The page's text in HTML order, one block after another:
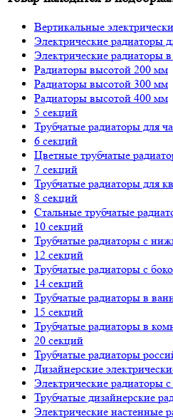
Вертикальные
Электрические радиаторы
Электрические радиаторы
Радиаторы высотой 200 мм
Радиаторы высотой 300 мм
Радиаторы высотой 400 мм
5 секций
Трубчатые радиаторы для
6 секций
Цветные трубчатые
7 секций
Трубчатые радиаторы для
8 секций
Стальные трубчатые
10 секций
Трубчатые радиаторы с
12 секций
Трубчатые радиаторы с
14 секций
Трубчатые радиаторы в
15 секций
Трубчатые радиаторы в
20 секций
Трубчатые радиаторы
Дизайнерские
Электрические радиаторы
Трубчатые дизайнерские
Электрические настенные